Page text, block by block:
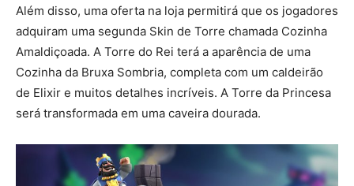
Além disso, uma oferta na loja permitirá que os jogadores
adquiram uma segunda Skin de Torre chamada Cozinha
Amaldiçoada. A Torre do Rei terá a aparência de uma
Cozinha da Bruxa Sombria, completa com um caldeirão
de Elixir e muitos detalhes incríveis. A Torre da Princesa
será transformada em uma caveira dourada.